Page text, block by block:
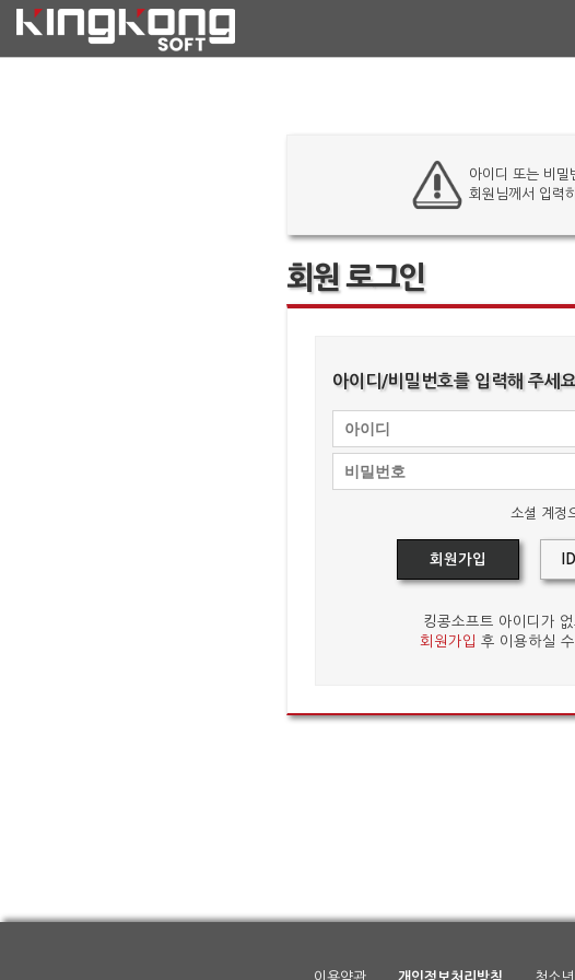
아이디 또는 비밀
회원님께서 입력
회원 로그인
아이디/비밀번호를 입력해 주세
소셜 계정
회원가입
킹콩소프트 아이디가
회원가입 후 이용하실